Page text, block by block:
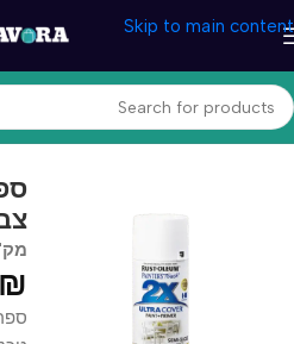
Skip to main content
עמוד הבית/כלי עבודה וצבע/ספריי צבע
₪